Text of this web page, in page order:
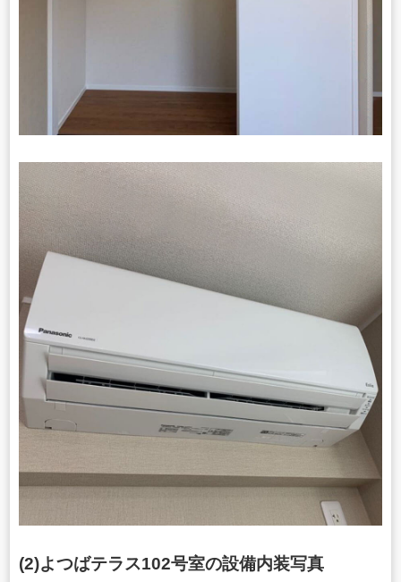
(2)よつばテラス102号室の設備内装写真